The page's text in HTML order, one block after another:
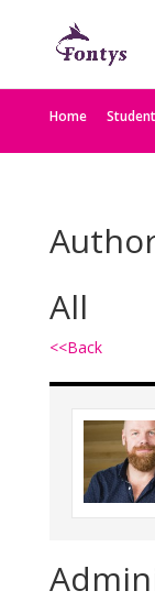
Home Student
All
<<Back